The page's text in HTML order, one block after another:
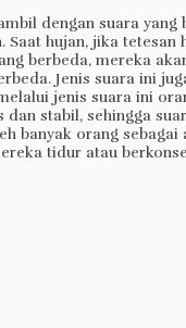
dengan suara yang
Saat hujan, jika tetesan
berbeda, mereka
Jenis suara ini
jenis suara ini
dan stabil, sehingga
banyak orang sebagai
tidur atau